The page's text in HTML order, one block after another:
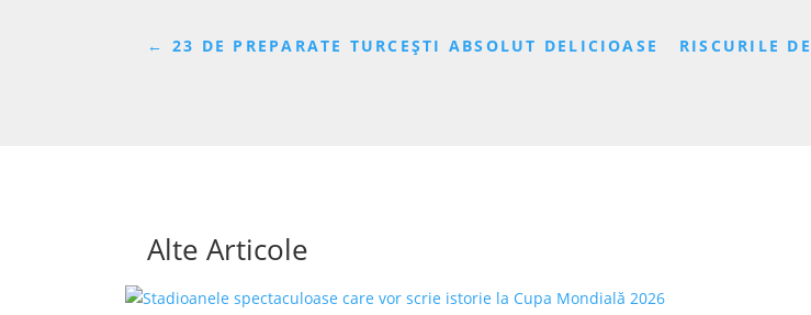
← 23 DE PREPARATE TURCEȘTI ABSOLUT DELICIOASE RISCURILE
Alte Articole